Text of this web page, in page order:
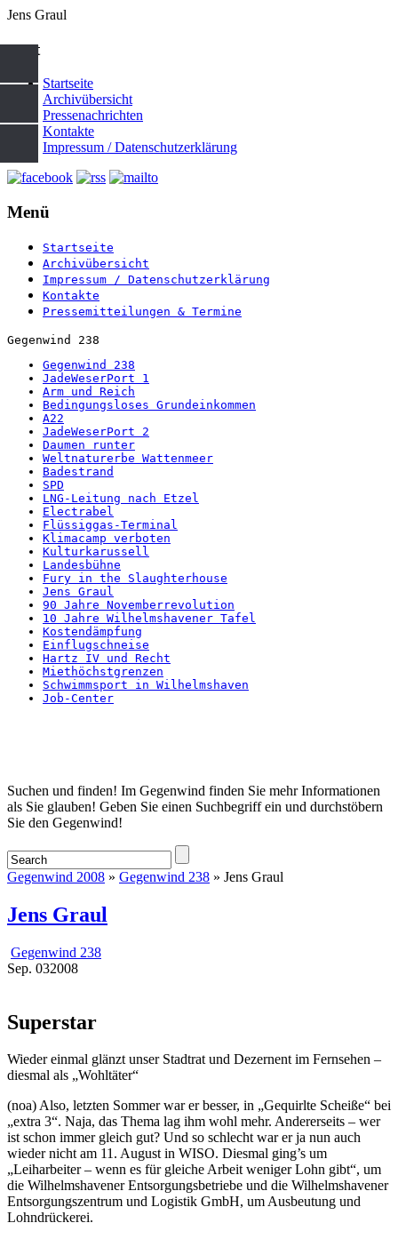
Jens Graul
start
Startseite
Archivübersicht
Pressenachrichten
Kontakte
Impressum / Datenschutzerklärung
Menü
Startseite
Archivübersicht
Impressum / Datenschutzerklärung
Kontakte
Pressemitteilungen & Termine
Gegenwind 238
Gegenwind 238
JadeWeserPort 1
Arm und Reich
Bedingungsloses Grundeinkommen
A22
JadeWeserPort 2
Daumen runter
Weltnaturerbe Wattenmeer
Badestrand
SPD
LNG-Leitung nach Etzel
Electrabel
Flüssiggas-Terminal
Klimacamp verboten
Kulturkarussell
Landesbühne
Fury in the Slaughterhouse
Jens Graul
90 Jahre Novemberrevolution
10 Jahre Wilhelmshavener Tafel
Kostendämpfung
Einflugschneise
Hartz IV und Recht
Miethöchstgrenzen
Schwimmsport in Wilhelmshaven
Job-Center
Startseite
Suchen und finden! Im Gegenwind finden Sie mehr Informationen
als Sie glauben! Geben Sie einen Suchbegriff ein und durchstöbern
Sie den Gegenwind!
Gegenwind 2008 » Gegenwind 238 » Jens Graul
Jens Graul
Gegenwind 238
Sep. 032008
Superstar
Wieder einmal glänzt unser Stadtrat und Dezernent im Fernsehen –
diesmal als „Wohltäter“
(noa) Also, letzten Sommer war er besser, in „Gequirlte Scheiße“ bei
„extra 3“. Naja, das Thema lag ihm wohl mehr. Andererseits – wer
ist schon immer gleich gut? Und so schlecht war er ja nun auch
wieder nicht am 11. August in WISO. Diesmal ging’s um
„Leiharbeiter – wenn es für gleiche Arbeit weniger Lohn gibt“, um
die Wilhelmshavener Entsorgungsbetriebe und die Wilhelmshavener
Entsorgungszentrum und Logistik GmbH, um Ausbeutung und
Lohndrückerei.